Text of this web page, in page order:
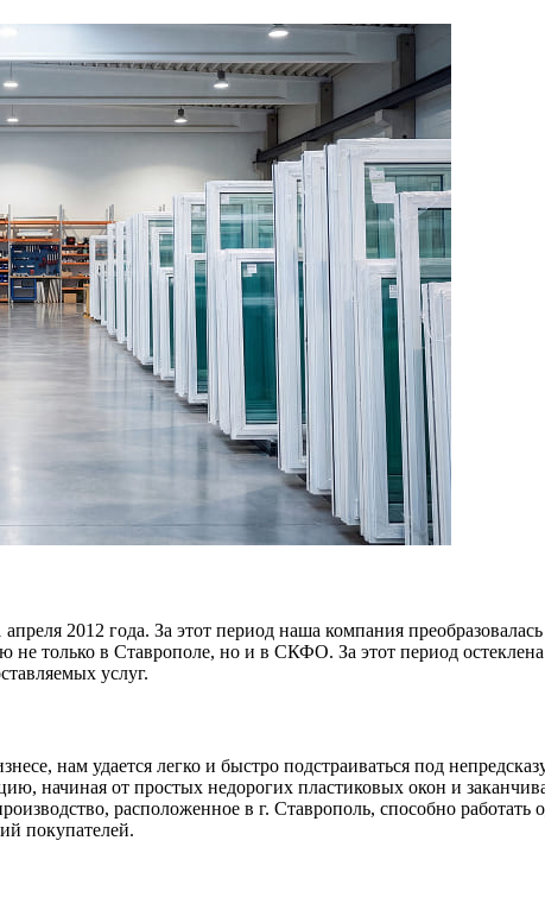
2012 года. За этот период наша компания
не только в Ставрополе, но и в СКФО. За этот период
услуг.
нам удается легко и быстро подстраиваться под
начиная от простых недорогих пластиковых окон и
расположенное в г. Ставрополь, способно
покупателей.